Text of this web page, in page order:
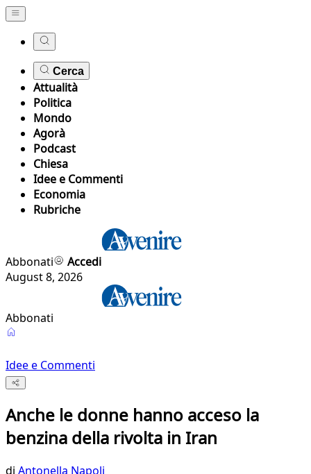
Cerca
Attualità
Politica
Mondo
Agorà
Podcast
Chiesa
Idee e Commenti
Economia
Rubriche
Abbonati
Accedi
August 8, 2026
Abbonati
Idee e Commenti
Anche le donne hanno acceso la
benzina della rivolta in Iran
di Antonella Napoli